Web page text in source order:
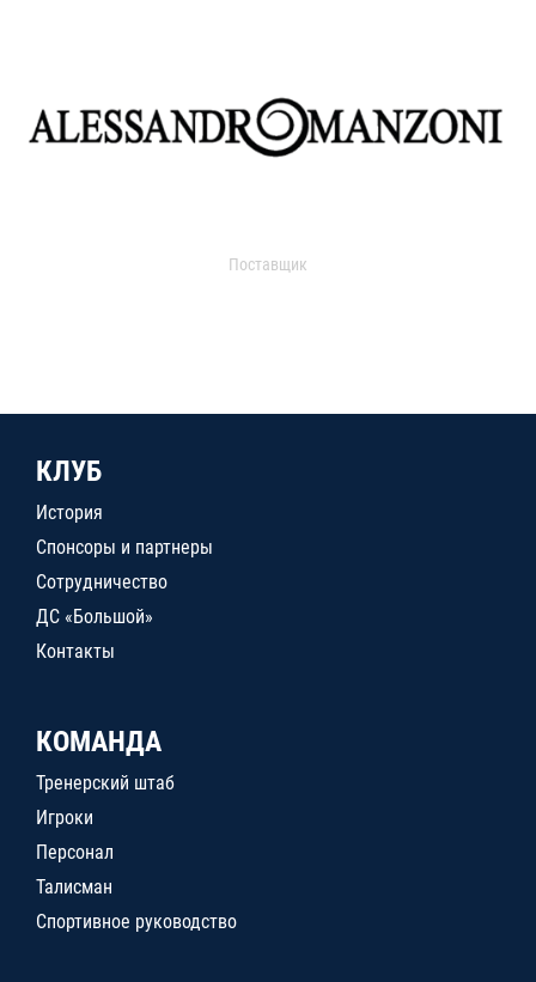
Поставщик
КЛУБ
История
Спонсоры и партнеры
Сотрудничество
ДС «Большой»
Контакты
КОМАНДА
Тренерский штаб
Игроки
Персонал
Талисман
Спортивное руководство